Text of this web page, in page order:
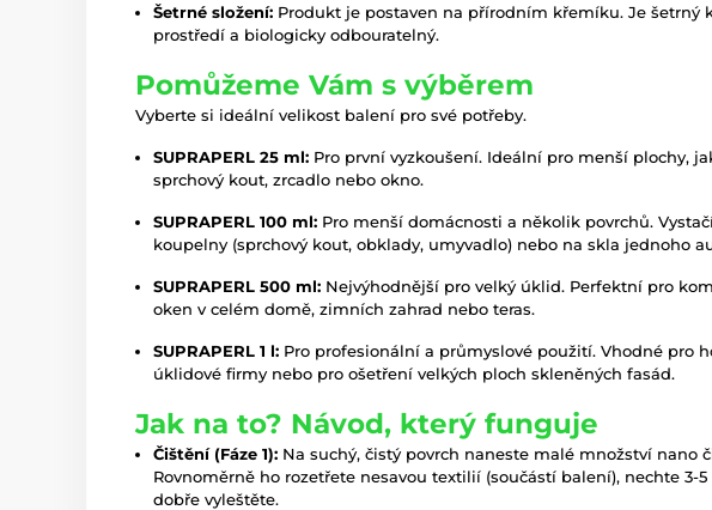
Šetrné složení: Produkt je postaven na přírodním křemíku. Je šetrný
prostředí a biologicky odbouratelný.
Pomůžeme Vám s výběrem
Vyberte si ideální velikost balení pro své potřeby.
SUPRAPERL 25 ml: Pro první vyzkoušení. Ideální pro menší plochy,
sprchový kout, zrcadlo nebo okno.
SUPRAPERL 100 ml: Pro menší domácnosti a několik povrchů.
koupelny (sprchový kout, obklady, umyvadlo) nebo na skla jednoho
SUPRAPERL 500 ml: Nejvýhodnější pro velký úklid. Perfektní pro
oken v celém domě, zimních zahrad nebo teras.
SUPRAPERL 1 l: Pro profesionální a průmyslové použití. Vhodné pro
úklidové firmy nebo pro ošetření velkých ploch skleněných fasád.
Jak na to? Návod, který funguje
Čištění (Fáze 1): Na suchý, čistý povrch naneste malé množství nano
Rovnoměrně ho rozetřete nesavou textilií (součástí balení), nechte 3-
dobře vyleštěte.